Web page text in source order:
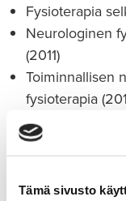
Tämä sivusto
Fysioterapia
Neurologinen
(2011)
Toiminnallisen
fysioterapia
Selkärangan